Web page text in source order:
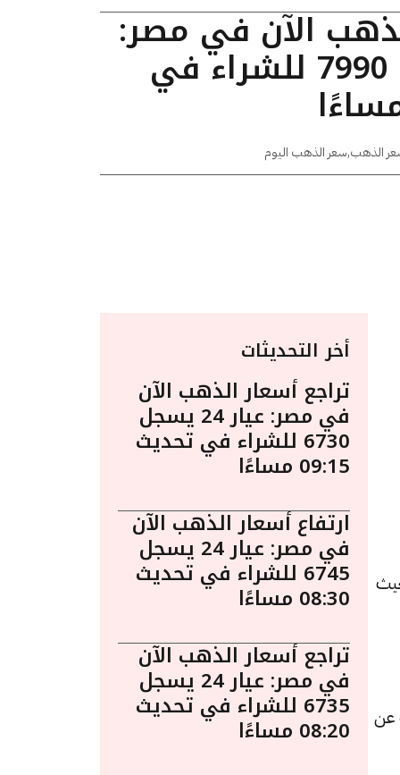
الآن في مصر:
عيار 24 يسجل 7990 للشراء في
الذهب,سعر الذهب اليوم
الساعة 2:05 مساءً. حيث
قيمته 10 جنيهات عن
أخر التحديثات
تراجع أسعار الذهب الآن
في مصر: عيار 24 يسجل
6730 للشراء في تحديث
09:15 مساءًا
ارتفاع أسعار الذهب الآن
في مصر: عيار 24 يسجل
6745 للشراء في تحديث
08:30 مساءًا
تراجع أسعار الذهب الآن
في مصر: عيار 24 يسجل
6735 للشراء في تحديث
08:20 مساءًا